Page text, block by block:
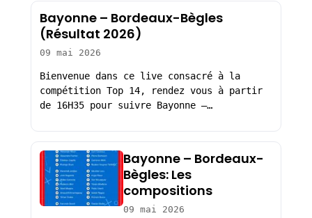
Bayonne – Bordeaux-Bègles
(Résultat 2026)
09 mai 2026
Bienvenue dans ce live consacré à la
compétition Top 14, rendez vous à partir
de 16H35 pour suivre Bayonne –…
Bayonne – Bordeaux-
Bègles: Les
compositions
09 mai 2026